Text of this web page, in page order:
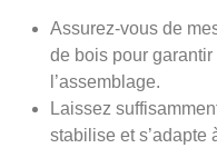
Assurez-vous de
de bois pour
l’assemblage.
Laissez
stabilise et s’adapte